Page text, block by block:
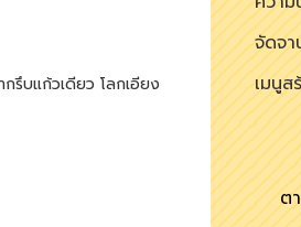
รึบแก้วเดียว โลกเอียง
จัดจ
เมนูส
ต